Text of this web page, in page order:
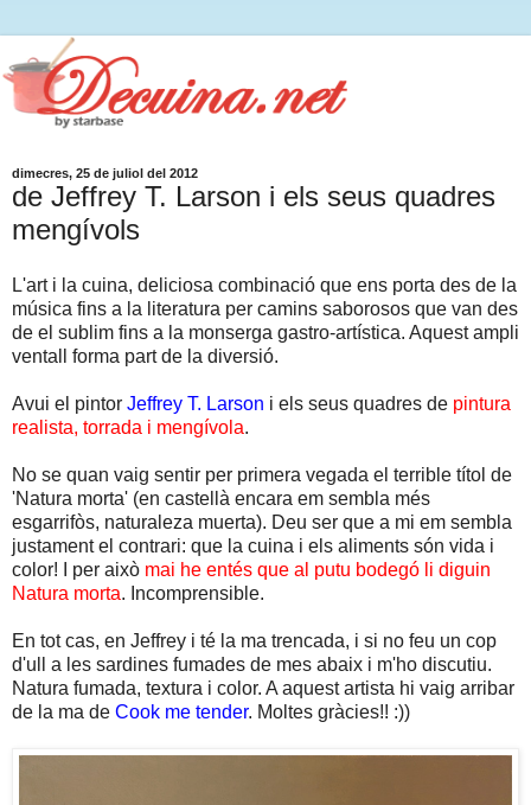
dimecres, 25 de juliol del 2012
de Jeffrey T. Larson i els seus quadres
mengívols
L'art i la cuina, deliciosa combinació que ens porta des de la
música fins a la literatura per camins saborosos que van des
de el sublim fins a la monserga gastro-artística. Aquest ampli
ventall forma part de la diversió.
Avui el pintor Jeffrey T. Larson i els seus quadres de pintura
realista, torrada i mengívola.
No se quan vaig sentir per primera vegada el terrible títol de
'Natura morta' (en castellà encara em sembla més
esgarrifòs, naturaleza muerta). Deu ser que a mi em sembla
justament el contrari: que la cuina i els aliments són vida i
color! I per això mai he entés que al putu bodegó li diguin
Natura morta. Incomprensible.
En tot cas, en Jeffrey i té la ma trencada, i si no feu un cop
d'ull a les sardines fumades de mes abaix i m'ho discutiu.
Natura fumada, textura i color. A aquest artista hi vaig arribar
de la ma de Cook me tender. Moltes gràcies!! :))